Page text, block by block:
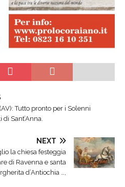
Tutto pronto per i Solenni
Sant’Anna.
NEXT
la chiesa festeggia
di Ravenna e santa
d’Antiochia …,